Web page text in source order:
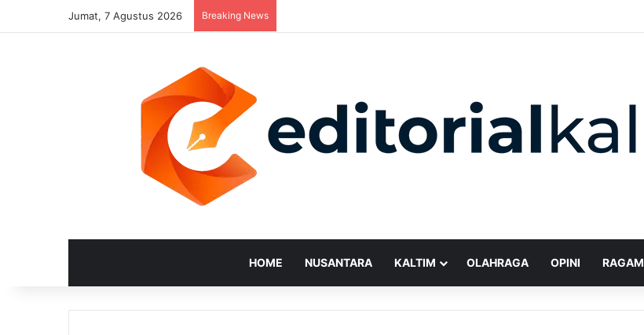
Jumat, 7 Agustus 2026 Breaking News
HOME NUSANTARA KALTIM OLAHRAGA OPINI RAGAM